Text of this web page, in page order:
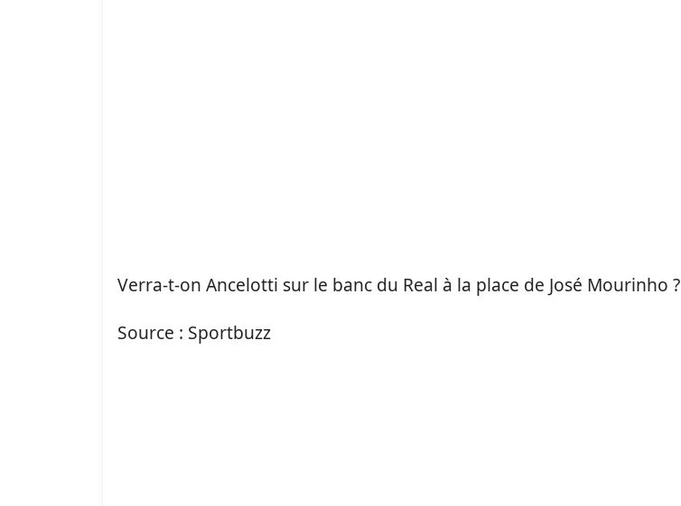
Verra-t-on Ancelotti sur le banc du Real à la place de José Mourinho ?
Source : Sportbuzz